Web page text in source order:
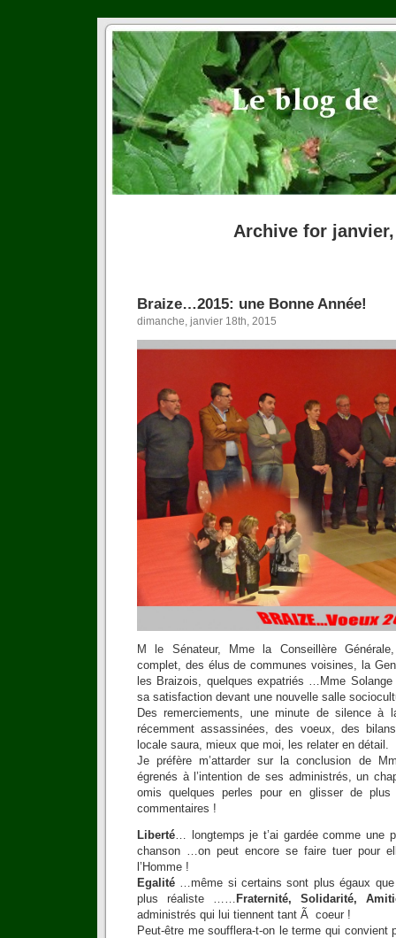
Archive for janvier,
Braize…2015: une Bonne Année!
dimanche, janvier 18th, 2015
M le Sénateur, Mme la Conseillère
complet, des élus de communes voisines, la
les Braizois, quelques expatriés …Mme
sa satisfaction devant une nouvelle salle
Des remerciements, une minute de silence à
récemment assassinées, des voeux, des
locale saura, mieux que moi, les relater en détail.
Je préfère m’attarder sur la conclusion de
égrenés à l’intention de ses administrés, un
omis quelques perles pour en glisser de
commentaires !
Liberté… longtemps je t’ai gardée comme une
chanson …on peut encore se faire tuer pour
l’Homme !
Egalité …même si certains sont plus égaux que
plus réaliste …… Fraternité, Solidarité,
administrés qui lui tiennent tant Ã coeur !
Peut-être me soufflera-t-on le terme qui convient